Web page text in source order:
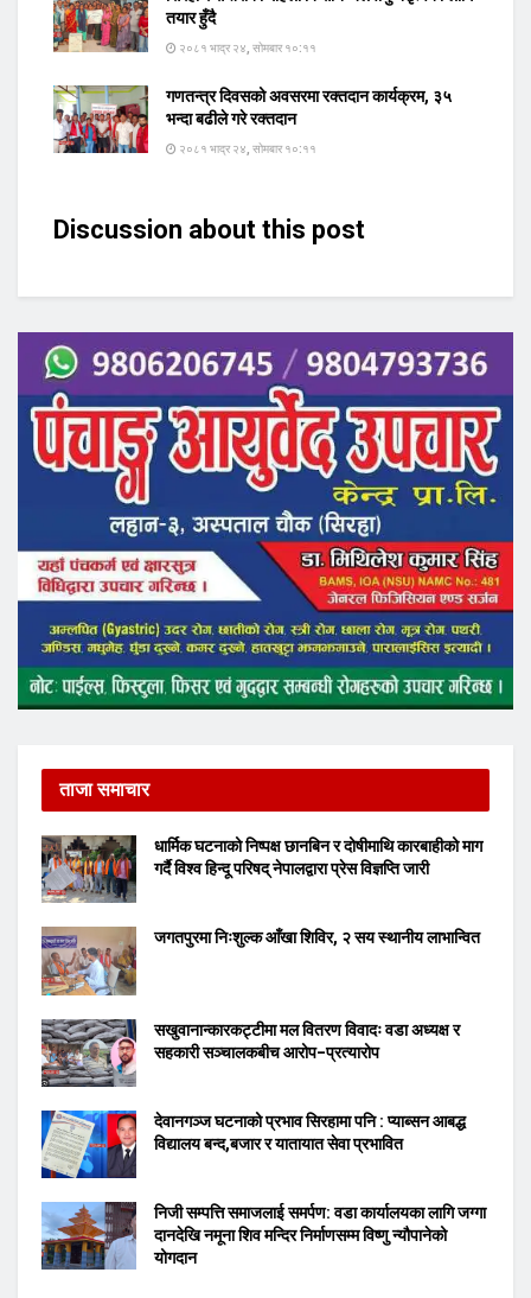
तयार हुँदै
२०८१ भाद्र २४, सोमबार १०:११
गणतन्त्र दिवसको अवसरमा रक्तदान कार्यक्रम, ३५
भन्दा बढीले गरे रक्तदान
२०८१ भाद्र २४, सोमबार १०:११
Discussion about this post
ताजा समाचार
धार्मिक घटनाको निष्पक्ष छानबिन र दोषीमाथि कारबाहीको माग
गर्दै विश्व हिन्दू परिषद् नेपालद्वारा प्रेस विज्ञप्ति जारी
जगतपुरमा निःशुल्क आँखा शिविर, २ सय स्थानीय लाभान्वित
सखुवानान्कारकट्टीमा मल वितरण विवादः वडा अध्यक्ष र
सहकारी सञ्चालकबीच आरोप–प्रत्यारोप
देवानगञ्ज घटनाको प्रभाव सिरहामा पनि : प्याब्सन आबद्ध
विद्यालय बन्द,बजार र यातायात सेवा प्रभावित
निजी सम्पत्ति समाजलाई समर्पण: वडा कार्यालयका लागि जग्गा
दानदेखि नमूना शिव मन्दिर निर्माणसम्म विष्णु न्यौपानेको
योगदान